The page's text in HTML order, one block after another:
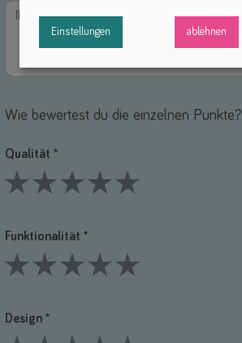
Wie bewertest du die einzelnen Punkte?
Qualität *
Funktionalität *
Design *
Einstellungen ablehnen